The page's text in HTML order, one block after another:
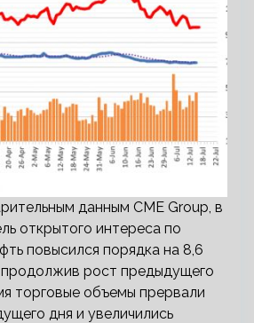
данным CME Group, в
открытого интереса по
повысился порядка на 8,6
продолжив рост предыдущего
торговые объемы прервали
дня и увеличились